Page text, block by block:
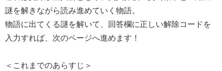
謎を解きながら読み進めていく物語。
物語に出てくる謎を解いて、回答欄に正しい解除コードを
入力すれば、次のページへ進めます！
＜これまでのあらすじ＞